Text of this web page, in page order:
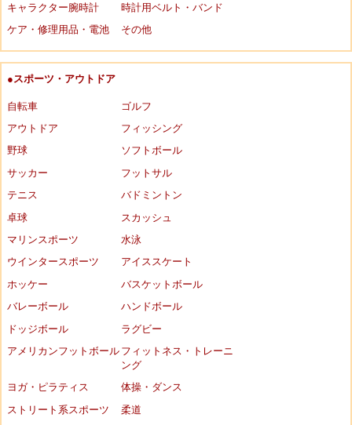
キャラクター腕時計
時計用ベルト・バンド
ケア・修理用品・電池
その他
●スポーツ・アウトドア
自転車
ゴルフ
アウトドア
フィッシング
野球
ソフトボール
サッカー
フットサル
テニス
バドミントン
卓球
スカッシュ
マリンスポーツ
水泳
ウインタースポーツ
アイススケート
ホッケー
バスケットボール
バレーボール
ハンドボール
ドッジボール
ラグビー
アメリカンフットボール フィットネス・トレーニ
ング
ヨガ・ピラティス
体操・ダンス
ストリート系スポーツ
柔道